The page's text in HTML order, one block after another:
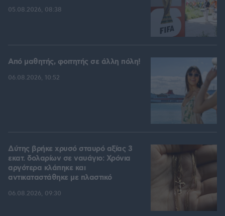
05.08.2026, 08:38
Από μαθητής, φοιτητής σε άλλη πόλη!
06.08.2026, 10:52
Δύτης βρήκε χρυσό σταυρό αξίας 3
εκατ. δολαρίων σε ναυάγιο: Χρόνια
αργότερα κλάπηκε και
αντικαταστάθηκε με πλαστικό
06.08.2026, 09:30